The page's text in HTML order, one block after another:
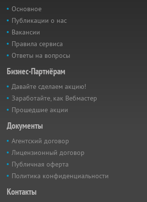
Основное
Публикации о нас
Вакансии
Правила сервиса
Ответы на вопросы
Бизнес-Партнёрам
Давайте сделаем акцию!
Заработайте, как Вебмастер
Прошедшие акции
Документы
Агентский договор
Лицензионный договор
Публичная оферта
Политика конфиденциальности
Контакты